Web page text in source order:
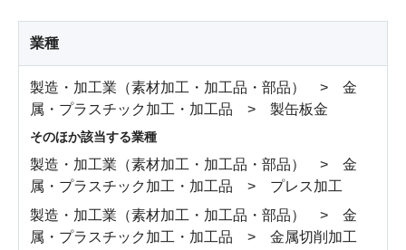
業種
製造・加工業（素材加工・加工品・部品） > 金
属・プラスチック加工・加工品 > 製缶板金
そのほか該当する業種
製造・加工業（素材加工・加工品・部品） > 金
属・プラスチック加工・加工品 > プレス加工
製造・加工業（素材加工・加工品・部品） > 金
属・プラスチック加工・加工品 > 金属切削加工